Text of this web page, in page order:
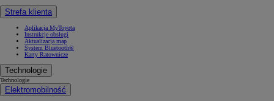
Strefa klienta
Aplikacja MyToyota
Instrukcje obsługi
Aktualizacja map
System Bluetooth®
Karty Ratownicze
Technologie
Technologie
Elektromobilność